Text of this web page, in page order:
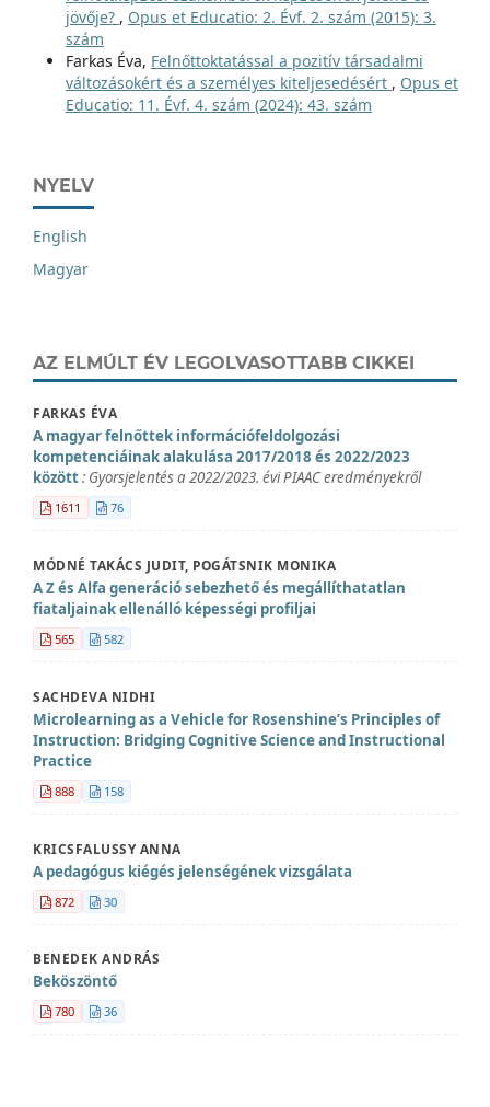
jövője? , Opus et Educatio: 2. Évf. 2. szám (2015): 3.
szám
Farkas Éva, Felnőttoktatással a pozitív társadalmi
változásokért és a személyes kiteljesedésért , Opus et
Educatio: 11. Évf. 4. szám (2024): 43. szám
NYELV
English
Magyar
AZ ELMÚLT ÉV LEGOLVASOTTABB CIKKEI
FARKAS ÉVA
A magyar felnőttek információfeldolgozási
kompetenciáinak alakulása 2017/2018 és 2022/2023
között: Gyorsjelentés a 2022/2023. évi PIAAC eredményekről
1611 76
MÓDNÉ TAKÁCS JUDIT, POGÁTSNIK MONIKA
A Z és Alfa generáció sebezhető és megállíthatatlan
fiataljainak ellenálló képességi profiljai
565 582
SACHDEVA NIDHI
Microlearning as a Vehicle for Rosenshine’s Principles of
Instruction: Bridging Cognitive Science and Instructional
Practice
888 158
KRICSFALUSSY ANNA
A pedagógus kiégés jelenségének vizsgálata
872 30
BENEDEK ANDRÁS
Beköszöntő
780 36